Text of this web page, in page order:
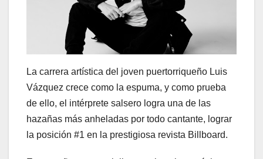
La carrera artística del joven puertorriqueño Luis
Vázquez crece como la espuma, y como prueba
de ello, el intérprete salsero logra una de las
hazañas más anheladas por todo cantante, lograr
la posición #1 en la prestigiosa revista Billboard.